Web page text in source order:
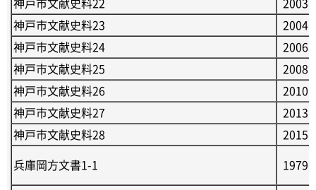
神戸市文献史料23
2004
神戸市文献史料24
2006
神戸市文献史料25
2008
神戸市文献史料26
2010
神戸市文献史料27
2013
神戸市文献史料28
2015
兵庫岡方文書1-1
1979